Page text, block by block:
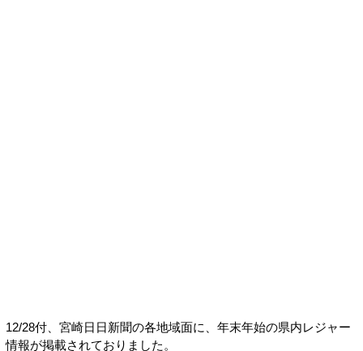
12/28付、宮崎日日新聞の各地域面に、年末年始の県内レジャー
情報が掲載されておりました。